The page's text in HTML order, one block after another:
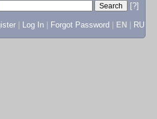
[?]
Log In Forgot Password EN RU